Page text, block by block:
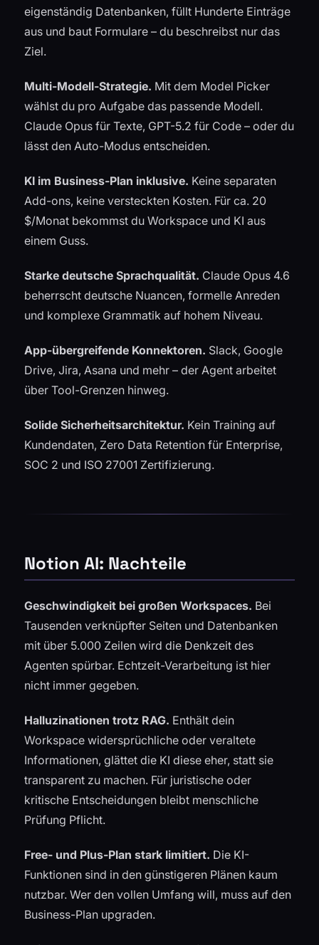
eigenständig Datenbanken, füllt Hunderte Einträge
aus und baut Formulare – du beschreibst nur das
Ziel.
Multi-Modell-Strategie. Mit dem Model Picker
wählst du pro Aufgabe das passende Modell.
Claude Opus für Texte, GPT-5.2 für Code – oder du
lässt den Auto-Modus entscheiden.
KI im Business-Plan inklusive. Keine separaten
Add-ons, keine versteckten Kosten. Für ca. 20
$/Monat bekommst du Workspace und KI aus
einem Guss.
Starke deutsche Sprachqualität. Claude Opus 4.6
beherrscht deutsche Nuancen, formelle Anreden
und komplexe Grammatik auf hohem Niveau.
App-übergreifende Konnektoren. Slack, Google
Drive, Jira, Asana und mehr – der Agent arbeitet
über Tool-Grenzen hinweg.
Solide Sicherheitsarchitektur. Kein Training auf
Kundendaten, Zero Data Retention für Enterprise,
SOC 2 und ISO 27001 Zertifizierung.
Notion AI: Nachteile
Geschwindigkeit bei großen Workspaces. Bei
Tausenden verknüpfter Seiten und Datenbanken
mit über 5.000 Zeilen wird die Denkzeit des
Agenten spürbar. Echtzeit-Verarbeitung ist hier
nicht immer gegeben.
Halluzinationen trotz RAG. Enthält dein
Workspace widersprüchliche oder veraltete
Informationen, glättet die KI diese eher, statt sie
transparent zu machen. Für juristische oder
kritische Entscheidungen bleibt menschliche
Prüfung Pflicht.
Free- und Plus-Plan stark limitiert. Die KI-
Funktionen sind in den günstigeren Plänen kaum
nutzbar. Wer den vollen Umfang will, muss auf den
Business-Plan upgraden.